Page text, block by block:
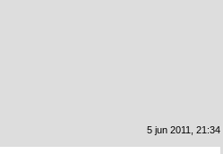
5 jun 2011, 21:34